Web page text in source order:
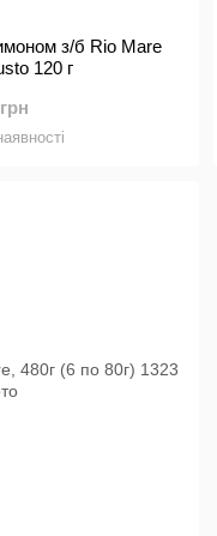
з/б Rio Mare
120 г